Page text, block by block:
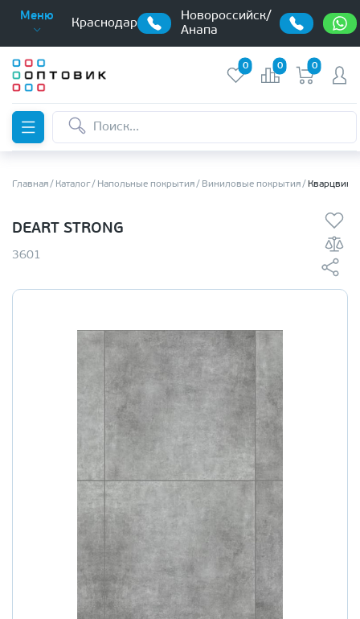
Меню
Краснодар
Новороссийск/
Анапа
0 0 0
Главная Каталог Напольные покрытия Виниловые покрытия
DEART STRONG
3601